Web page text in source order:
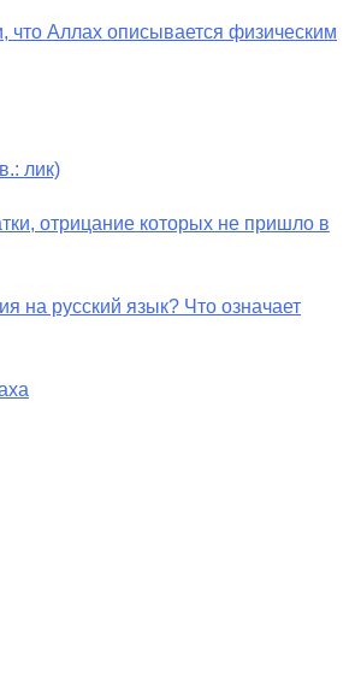
Аллах описывается физическим
лик)
отрицание которых не пришло в
на русский язык? Что означает